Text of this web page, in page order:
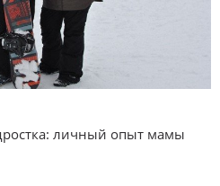
личный опыт мамы